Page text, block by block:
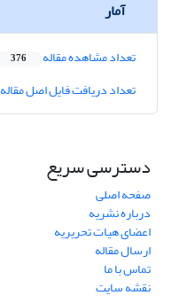
آمار
تعداد مشاهده مقاله 376
تعداد دریافت فایل اصل مقاله
دسترسی سریع
صفحه اصلی
درباره نشریه
اعضای هیات تحریریه
ارسال مقاله
تماس با ما
نقشه سایت